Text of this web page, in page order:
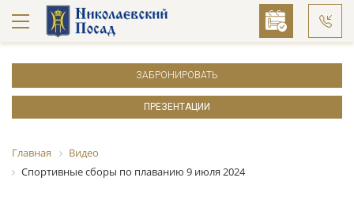
ЗАБРОНИРОВАТЬ
ПРЕЗЕНТАЦИИ
Главная
Видео
Спортивные сборы по плаванию 9 июля 2024